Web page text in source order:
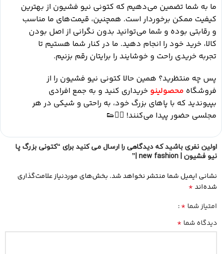
ما به شما تضمین می‌دهیم که کتونی نیو فشیون از بهترین
کیفیت ممکن برخوردار است. همچنین، قیمت‌های ما مناسب
و رقابتی بوده و شما می‌توانید بدون نگرانی از اصل بودن
کالا، خرید خود را انجام دهید. ما در کنار شما هستیم تا
تجربه خریدی راحت و خوشایند را برایتان رقم بزنیم.
پس چه منتظرید؟ همین حالا کتونی نیو فشیون را از
فروشگاه محصولینو خریداری کنید و به جمع افرادی
بپیوندید که با پاهای بزرگ خود، به راحتی و شیکی در هر
مجلسی حضور پیدا می‌کنند! 🏃‍♂️👟
اولین نفری باشید که دیدگاهی را ارسال می کنید برای “کتونی بزرگ پا
نیو فشیون | new fashion |”
نشانی ایمیل شما منتشر نخواهد شد. بخش‌های موردنیاز علامت‌گذاری
شده‌اند*
امتیاز شما *
دیدگاه شما *